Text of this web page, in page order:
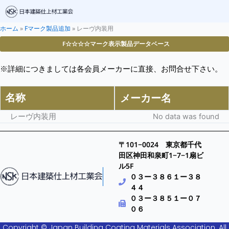
ホーム » Fマーク製品追加 » レーヴ内装用
F☆☆☆☆マーク表示製品データベース
※詳細につきましては各会員メーカーに直接、お問合せ下さい。
名称 メーカー名
レーヴ内装用 No data was found
〒101−0024 東京都千代
田区神田和泉町1−7−1扇ビ
ル5F
０３ー３８６１ー３８
４４
０３ー３８５１ー０７
０６